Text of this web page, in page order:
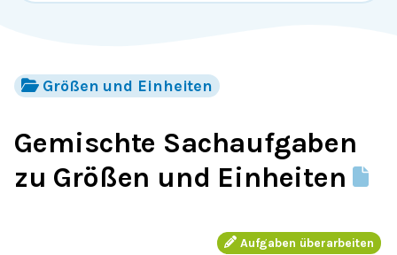
Größen und Einheiten
Gemischte Sachaufgaben
zu Größen und Einheiten
Aufgaben überarbeiten